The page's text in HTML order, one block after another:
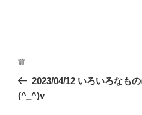
投
ナ
前
の
投
前
2023/04/12 いろいろなも
(^_^)v